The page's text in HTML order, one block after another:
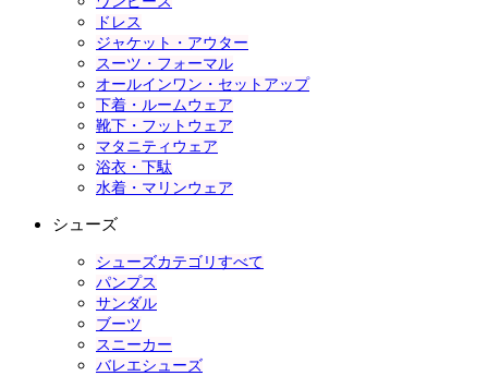
ドレス
ジャケット・アウター
スーツ・フォーマル
オールインワン・セットアップ
下着・ルームウェア
靴下・フットウェア
マタニティウェア
浴衣・下駄
水着・マリンウェア
シューズ
シューズカテゴリすべて
パンプス
サンダル
ブーツ
スニーカー
バレエシューズ